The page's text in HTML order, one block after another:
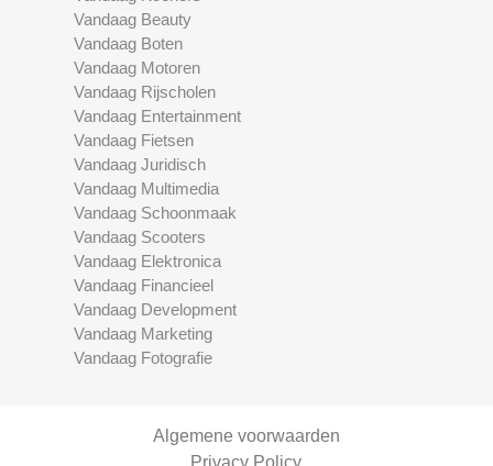
Vandaag Beauty
Vandaag Boten
Vandaag Motoren
Vandaag Rijscholen
Vandaag Entertainment
Vandaag Fietsen
Vandaag Juridisch
Vandaag Multimedia
Vandaag Schoonmaak
Vandaag Scooters
Vandaag Elektronica
Vandaag Financieel
Vandaag Development
Vandaag Marketing
Vandaag Fotografie
Algemene voorwaarden
Privacy Policy